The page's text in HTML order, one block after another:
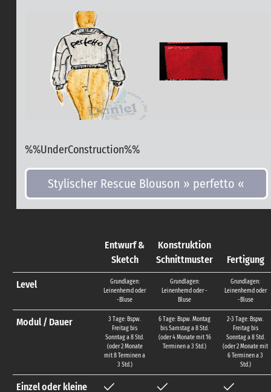
%%UnderConstruction%%
Stylischer Rescue Blouson » perfetto «
Entwurf &
Sketch
Konstruktion
Schnittmuster
Fertigung
Level
Grundlagen:
Leinenhemd oder
-Bluse
Grundlagen:
Leinenhemd oder -
Bluse
Grundlagen:
Leinenhemd oder
-Bluse
Modul / Dauer
3 Tage: Bspw.
Freitag bis
Sonntag a 8 Std.
(oder 2 Monate
mit 8 Terminen a
3 Std.)
6 Tage: Bspw. Montag
bis Samstag a 8 Std.
(oder 4 Monate mit 16
Terminen a 3 Std.)
2-3 Tage: Bspw.
Freitag bis
Sonntag a 8 Std.
(oder 2 Monate mit
6 Terminen a 3
Std.)
Einzel oder kleine